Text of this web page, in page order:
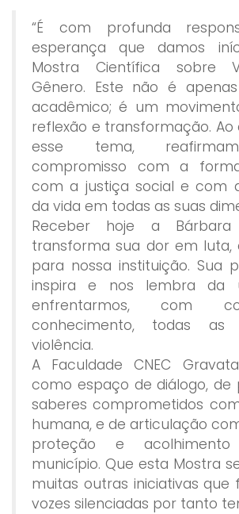
“É com profunda
esperança que damos
Mostra Científica sobre
Gênero. Este não é
acadêmico; é um
reflexão e transformação. Ao
esse tema,
compromisso com a
com a justiça social e com
da vida em todas as suas
Receber hoje a
transforma sua dor em
para nossa instituição. Sua
inspira e nos lembra da
enfrentarmos, com
conhecimento, todas
violência.
A Faculdade CNEC
como espaço de diálogo, de
saberes comprometidos
humana, e de articulação
proteção e
município. Que esta Mostra
muitas outras iniciativas
vozes silenciadas por tanto